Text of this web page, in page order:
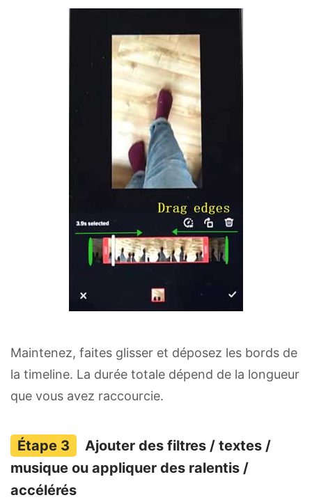
Maintenez, faites glisser et déposez les bords de
la timeline. La durée totale dépend de la longueur
que vous avez raccourcie.
Ajouter des filtres / textes /
musique ou appliquer des ralentis /
accélérés